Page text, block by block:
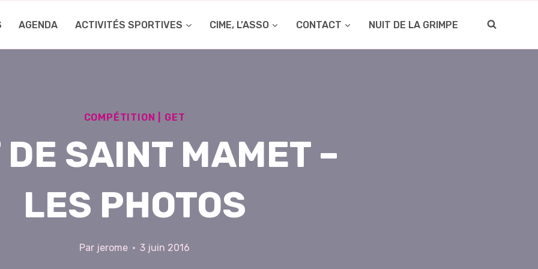
AGENDA ACTIVITÉS SPORTIVES CIME, L’ASSO CONTACT NUIT DE LA GRIMPE
COMPÉTITION GET
DE SAINT MAMET –
LES PHOTOS
Par jerome 3 juin 2016